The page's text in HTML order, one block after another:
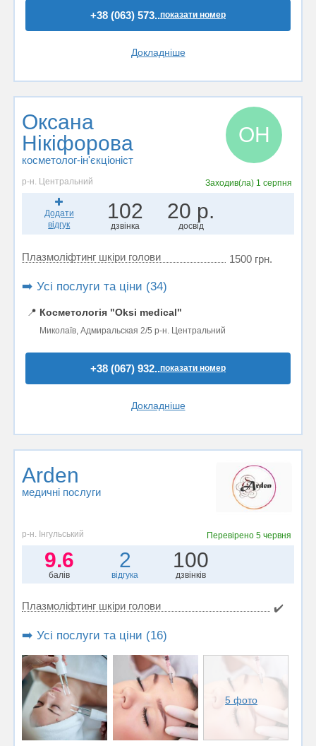
+38 (063) 573..показати номер
Докладніше
Оксана
Нікіфорова
косметолог-ін'єкціоніст
ОН
р-н. Центральний Заходив(ла) 1 серпня
Додати
відгук
102
дзвінка
20 р.
досвід
Плазмоліфтинг шкіри голови 1500 грн.
➡️ Усі послуги та ціни (34)
📍 Косметологія "Oksi medical"
Миколаїв, Адмиральская 2/5 р-н. Центральний
+38 (067) 932..показати номер
Докладніше
Arden
медичні послуги
р-н. Інгульський Перевірено 5 червня
9.6
балів
2
відгука
100
дзвінків
Плазмоліфтинг шкіри голови ✔️
➡️ Усі послуги та ціни (16)
5 фото